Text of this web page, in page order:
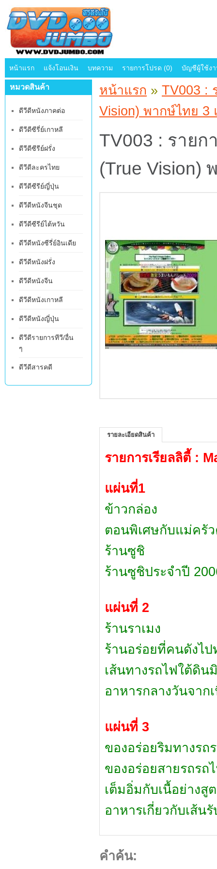
หน้าแรก แจ้งโอนเงิน บทความ รายการโปรด (0) บัญชีผู้ใช้ง
หมวดสินค้า
ดีวีดีหนังภาคต่อ
ดีวีดีซีรี่ย์เกาหลี
ดีวีดีซีรีย์ฝรั่ง
ดีวีดีละครไทย
ดีวีดีซีรีย์ญี่ปุ่น
ดีวีดีหนังจีนชุด
ดีวีดีซีรีย์ไต้หวัน
ดีวีดีหนังซีรี่ย์อินเดีย
ดีวีดีหนังฝรั่ง
ดีวีดีหนังจีน
ดีวีดีหนังเกาหลี
ดีวีดีหนังญี่ปุ่น
ดีวีดีรายการทีวี/อื่น
ๆ
ดีวีดีสารคดี
หน้าแรก » TV003 :
Vision) พากษ์ไทย 3
TV003 : รายก
(True Vision)
รายละเอียดสินค้า
รายการเรียลลิตี้ :
แผ่นที่1
ข้าวกล่อง
ตอนพิเศษกับแม่ครัว
ร้านซูชิ
ร้านซูชิประจำปี
แผ่นที่ 2
ร้านราเมง
ร้านอร่อยที่คนดังไ
เส้นทางรถไฟใต้ดิ
อาหารกลางวันจาก
แผ่นที่ 3
ของอร่อยริมทางรถ
ของอร่อยสายรถรถ
เต็มอิ่มกับเนื้อย่างสู
อาหารเกี่ยวกับเส้น
คำค้น: